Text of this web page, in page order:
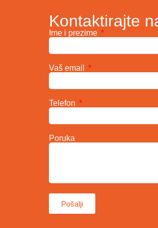
Kontaktirajte
Ime i prezime
Vaš email
Telefon
Poruka
Pošalji